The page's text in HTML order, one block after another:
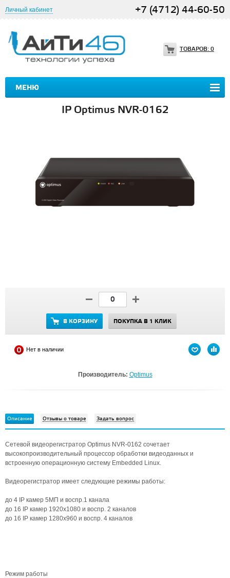
Личный кабинет +7 (4712) 44-60-50
МЕНЮ
ТОВАРОВ: 0
IP Optimus NVR-0162
В КОРЗИНУ ПОКУПКА В 1 КЛИК
Нет в наличии
Производитель: Optimus
Описание Отзывы о товаре Задать вопрос
Сетевой видеорегистратор Optimus NVR-0162 сочетает
высокопроизводительный процессор обработки видеоданных и
встроенную операционную систему Embedded Linux.
Видеорегистратор имеет следующие режимы работы:
до 4 IP камер 5МП и воспр.1 канала
до 16 IP камер 1920х1080 и воспр. 2 каналов
до 16 IP камер 1280х960 и воспр. 4 каналов
Режим работы